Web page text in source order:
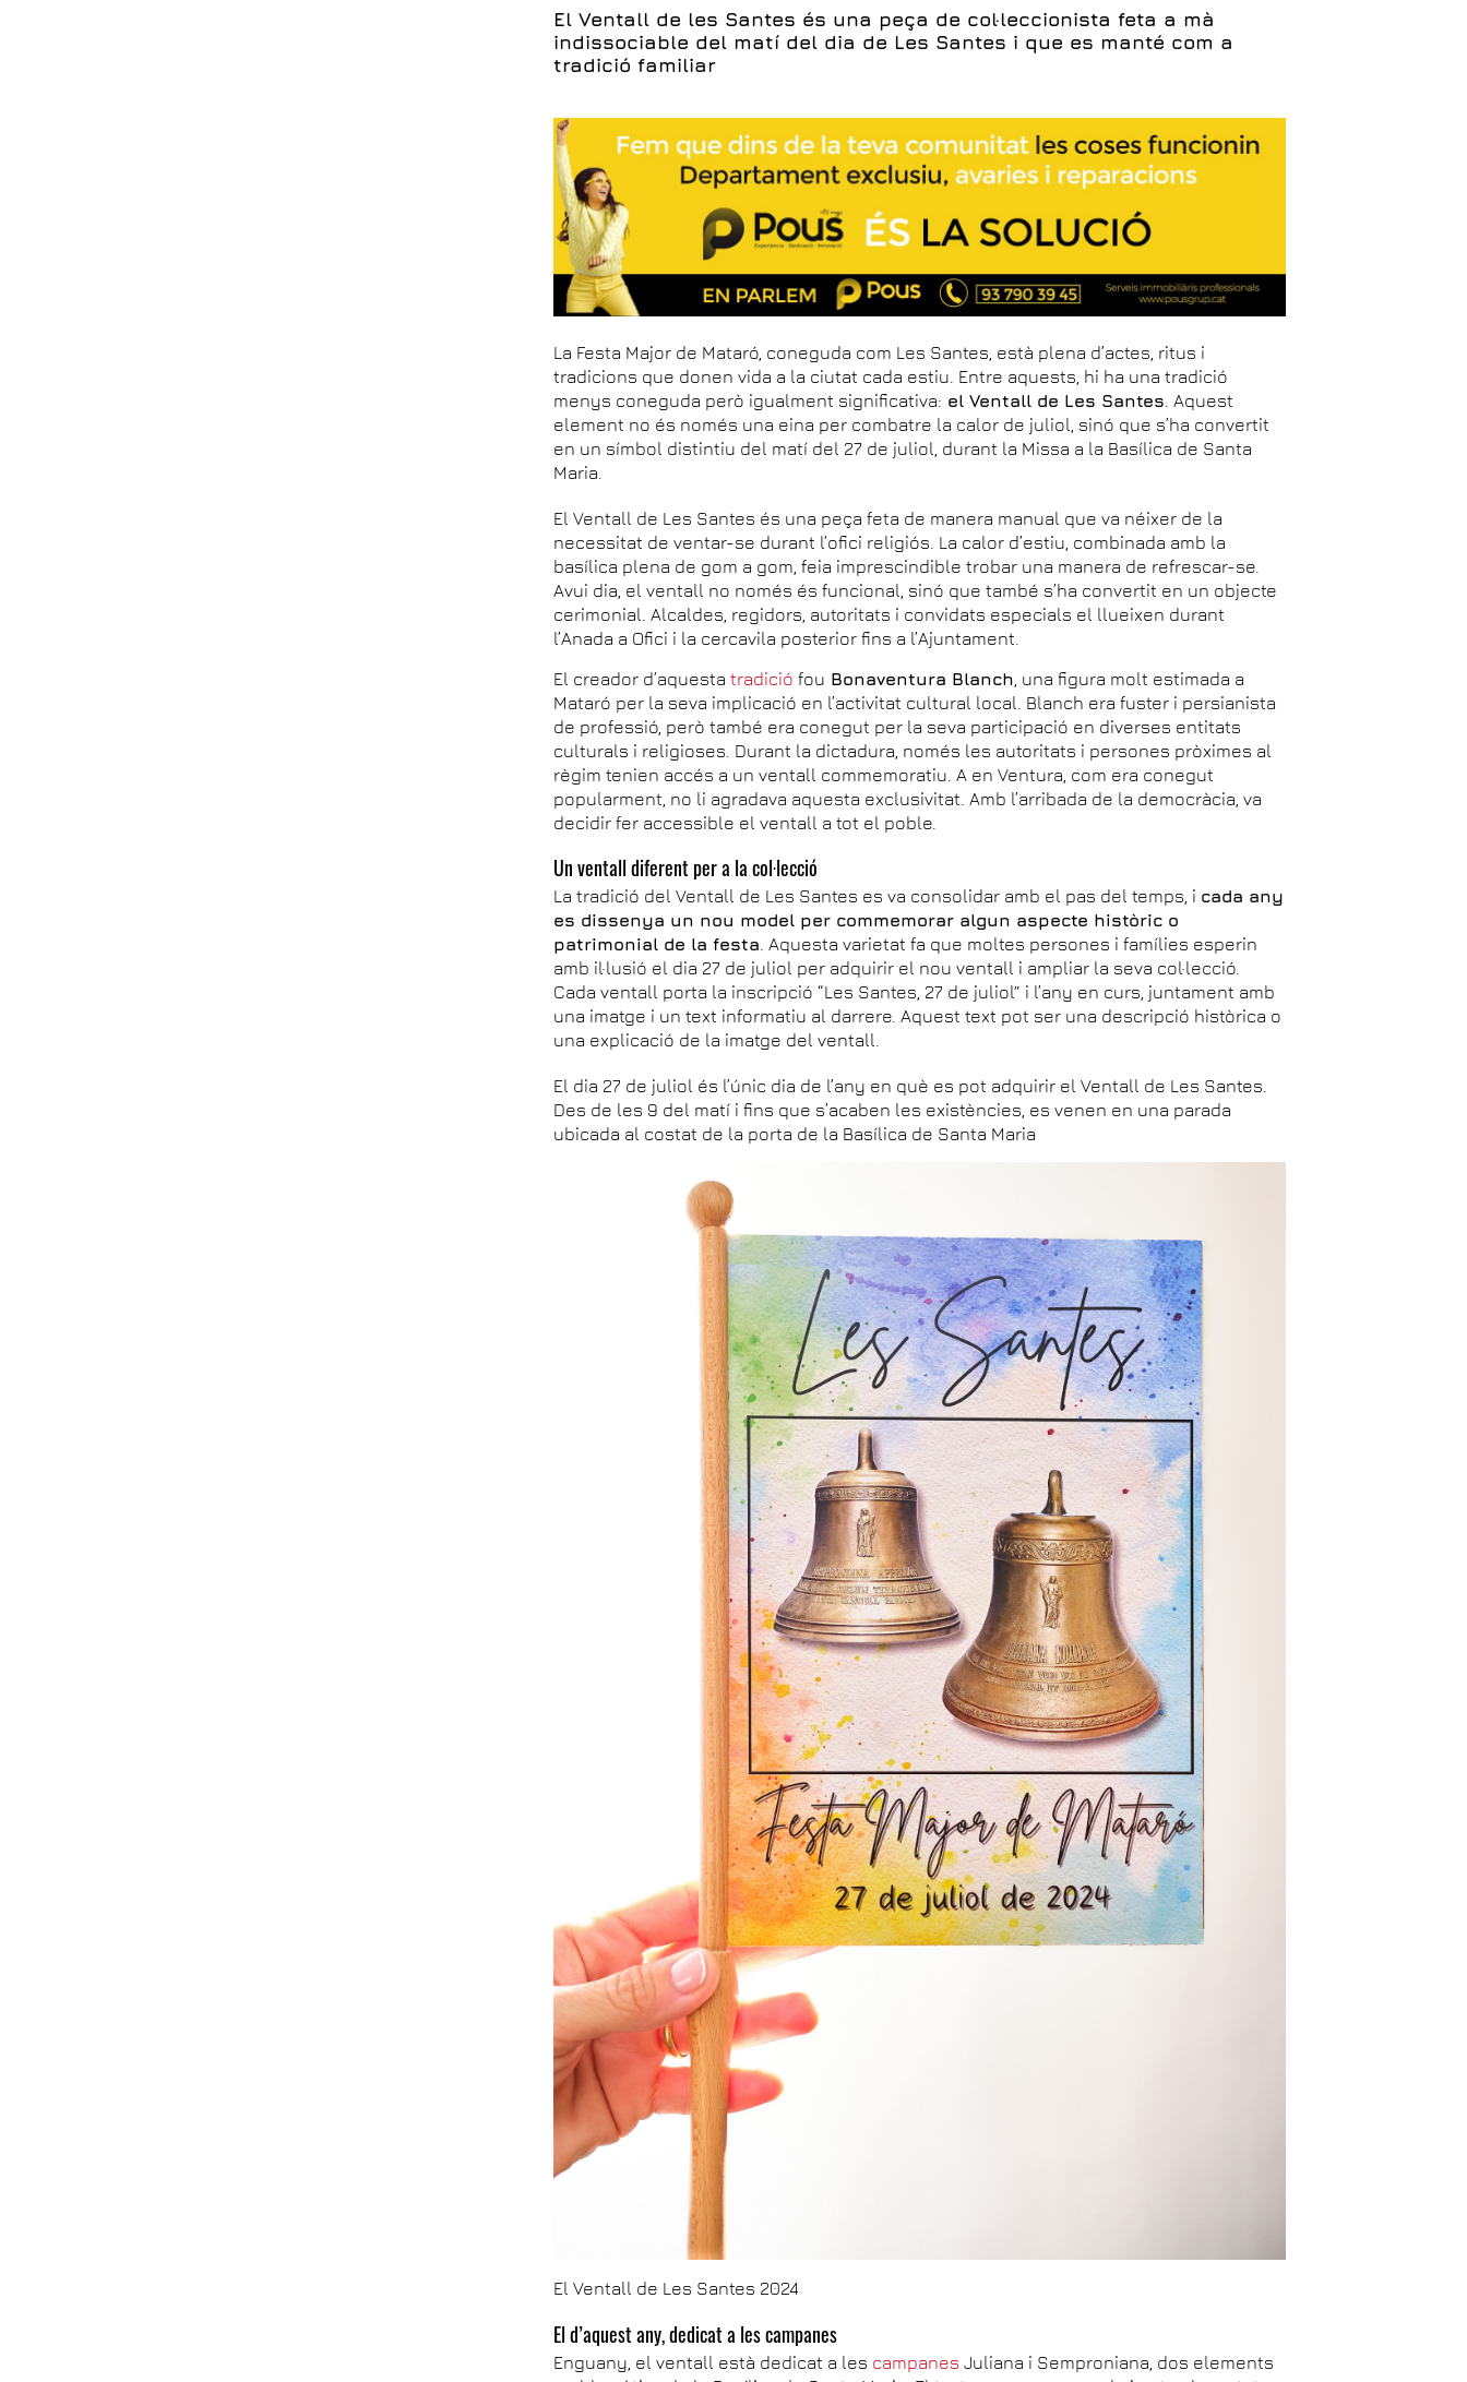
El Ventall de les Santes és una peça de col·leccionista feta a mà
indissociable del matí del dia de Les Santes i que es manté com a
tradició familiar
La Festa Major de Mataró, coneguda com Les Santes, està plena d’actes, ritus i
tradicions que donen vida a la ciutat cada estiu. Entre aquests, hi ha una tradició
menys coneguda però igualment significativa: el Ventall de Les Santes . Aquest
element no és només una eina per combatre la calor de juliol, sinó que s’ha convertit
en un símbol distintiu del matí del 27 de juliol, durant la Missa a la Basílica de Santa
Maria.
El Ventall de Les Santes és una peça feta de manera manual que va néixer de la
necessitat de ventar-se durant l’ofici religiós. La calor d’estiu, combinada amb la
basílica plena de gom a gom, feia imprescindible trobar una manera de refrescar-se.
Avui dia, el ventall no només és funcional, sinó que també s’ha convertit en un objecte
cerimonial. Alcaldes, regidors, autoritats i convidats especials el llueixen durant
l’Anada a Ofici i la cercavila posterior fins a l’Ajuntament.
El creador d’aquesta tradició fou Bonaventura Blanch , una figura molt estimada a
Mataró per la seva implicació en l’activitat cultural local. Blanch era fuster i persianista
de professió, però també era conegut per la seva participació en diverses entitats
culturals i religioses. Durant la dictadura, només les autoritats i persones pròximes al
règim tenien accés a un ventall commemoratiu. A en Ventura, com era conegut
popularment, no li agradava aquesta exclusivitat. Amb l’arribada de la democràcia, va
decidir fer accessible el ventall a tot el poble.
Un ventall diferent per a la col·lecció
La tradició del Ventall de Les Santes es va consolidar amb el pas del temps, i cada any
es dissenya un nou model per commemorar algun aspecte històric o
patrimonial de la festa . Aquesta varietat fa que moltes persones i famílies esperin
amb il·lusió el dia 27 de juliol per adquirir el nou ventall i ampliar la seva col·lecció.
Cada ventall porta la inscripció “Les Santes, 27 de juliol” i l’any en curs, juntament amb
una imatge i un text informatiu al darrere. Aquest text pot ser una descripció històrica o
una explicació de la imatge del ventall.
El dia 27 de juliol és l’únic dia de l’any en què es pot adquirir el Ventall de Les Santes.
Des de les 9 del matí i fins que s’acaben les existències, es venen en una parada
ubicada al costat de la porta de la Basílica de Santa Maria
El Ventall de Les Santes 2024
El d’aquest any, dedicat a les campanes
Enguany, el ventall està dedicat a les campanes Juliana i Semproniana, dos elements